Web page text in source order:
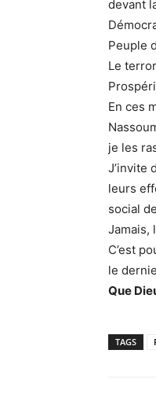
devant
Peuple
Le
En ces
je les
J’invite
leurs
social
Jamais,
C’est
le
Que
TAGS